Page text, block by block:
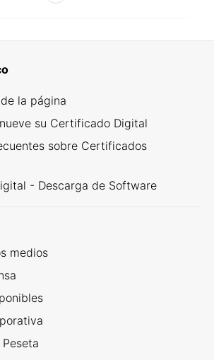
la página
su Certificado Digital
sobre Certificados
- Descarga de Software
medios